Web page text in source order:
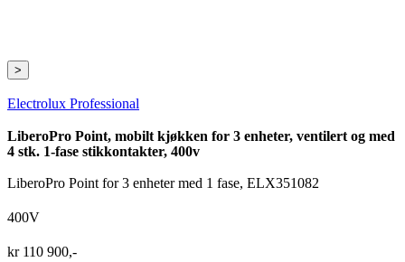
>
Electrolux Professional
LiberoPro Point, mobilt kjøkken for 3 enheter, ventilert og med
4 stk. 1-fase stikkontakter, 400v
LiberoPro Point for 3 enheter med 1 fase, ELX351082
400V
kr110 900,-